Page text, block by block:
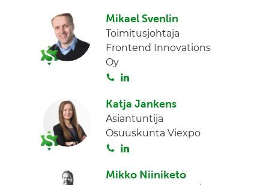
i
t
a
n
k
e
Mikael Svenlin
Toimitusjohtaja
Frontend Innovations
Oy
S
i
t
a
n
k
e
n
Katja Jankens
Asiantuntija
Osuuskunta Viexpo
S
i
n
Mikko Niiniketo